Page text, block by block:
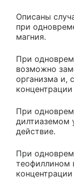
Описаны
при
магния.
При
возможно
организма и,
При
дилтиаземом
действие.
При
теофиллином